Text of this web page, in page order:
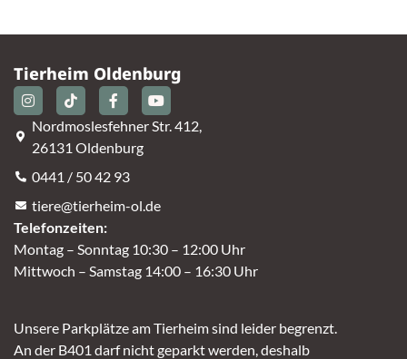
Tierheim Oldenburg
Nordmoslesfehner Str. 412,
26131 Oldenburg
0441 / 50 42 93
tiere@tierheim-ol.de
Telefonzeiten:
Montag – Sonntag 10:30 – 12:00 Uhr
Mittwoch – Samstag 14:00 – 16:30 Uhr
Unsere Parkplätze am Tierheim sind leider begrenzt.
An der B401 darf nicht geparkt werden, deshalb